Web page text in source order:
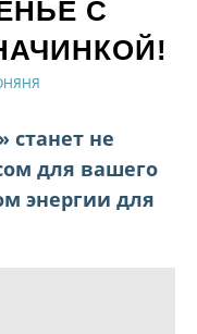
С
станет не
для вашего
энергии для